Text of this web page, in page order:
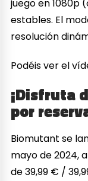
juego en 1080p
estables. El
resolución
Podéis ver el
¡Disfruta
por
Biomutant se
mayo de 2024,
de 39,99 € /